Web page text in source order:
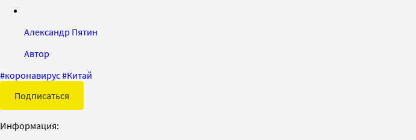
Александр Пятин
Автор
#коронавирус#Китай
Подписаться
Информация: